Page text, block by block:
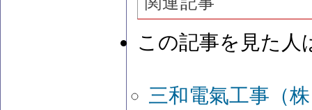
この記事を見た人
三和電氣工事（